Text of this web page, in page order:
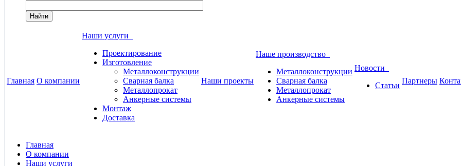
Найти
Главная О компании
Наши услуги
Проектирование
Изготовление
Металлоконструкции
Сварная балка
Металлопрокат
Анкерные системы
Монтаж
Доставка
Наши проекты
Наше производство
Металлоконструкции
Сварная балка
Металлопрокат
Анкерные системы
Новости
Статьи
Партнеры
Главная
О компании
Наши услуги